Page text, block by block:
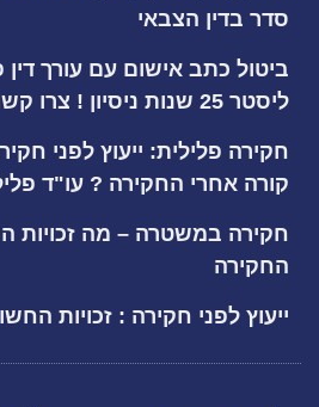
סדר בדין הצבאי
ביטול כתב אישום עם עורך דין
ליסטר 25 שנות ניסיון ! צרו קשר
חקירה פלילית: ייעוץ לפני
קורה אחרי החקירה ? עו"ד
חקירה במשטרה – מה זכויות
החקירה
ייעוץ לפני חקירה : זכויות